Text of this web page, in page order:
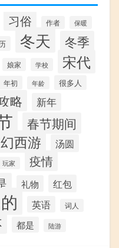
习俗 作者 保暖
冬天 冬季
娘家 学校 宋代
年初 年龄 很多人
略 新年
春节期间
西游
汤圆
玩家 疫情
礼物 红包
英语 词人
都是 陆游